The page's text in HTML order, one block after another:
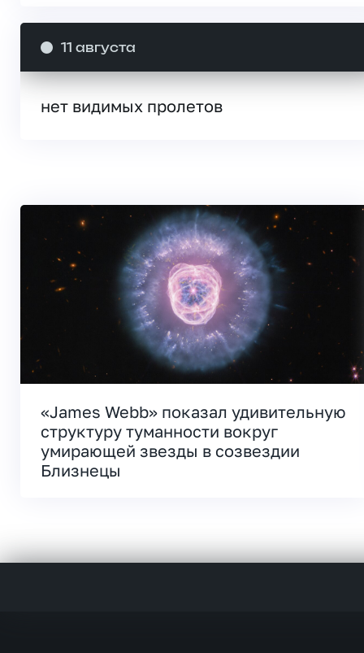
11 августа
нет видимых пролетов
«James Webb» показал удивительную
структуру туманности вокруг
умирающей звезды в созвездии
Близнецы